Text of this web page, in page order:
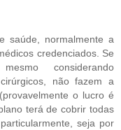
saúde, normalmente a
credenciados. Se
considerando
não fazem a
o lucro é
terá de cobrir todas
seja por